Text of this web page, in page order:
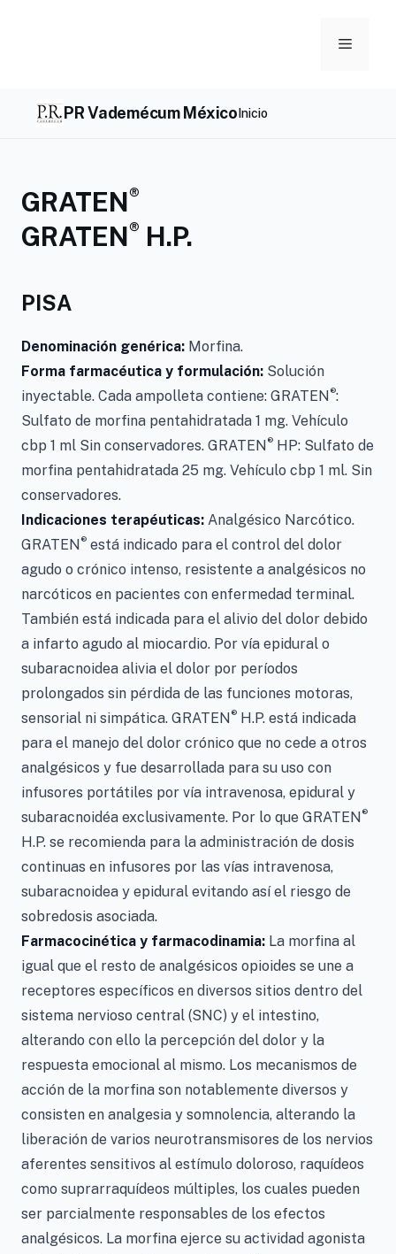
Menu
PR Vademécum MéxicoInicio
GRATEN®
GRATEN® H.P.
PISA
Denominación genérica: Morfina.
Forma farmacéutica y formulación: Solución
inyectable. Cada ampolleta contiene: GRATEN®:
Sulfato de morfina pentahidratada 1 mg. Vehículo
cbp 1 ml Sin conservadores. GRATEN® HP: Sulfato de
morfina pentahidratada 25 mg. Vehículo cbp 1 ml. Sin
conservadores.
Indicaciones terapéuticas: Analgésico Narcótico.
GRATEN® está indicado para el control del dolor
agudo o crónico intenso, resistente a analgésicos no
narcóticos en pacientes con enfermedad terminal.
También está indicada para el alivio del dolor debido
a infarto agudo al miocardio. Por vía epidural o
subaracnoidea alivia el dolor por períodos
prolongados sin pérdida de las funciones motoras,
sensorial ni simpática. GRATEN® H.P. está indicada
para el manejo del dolor crónico que no cede a otros
analgésicos y fue desarrollada para su uso con
infusores portátiles por vía intravenosa, epidural y
subaracnoidéa exclusivamente. Por lo que GRATEN®
H.P. se recomienda para la administración de dosis
continuas en infusores por las vías intravenosa,
subaracnoidea y epidural evitando así el riesgo de
sobredosis asociada.
Farmacocinética y farmacodinamia: La morfina al
igual que el resto de analgésicos opioides se une a
receptores específicos en diversos sitios dentro del
sistema nervioso central (SNC) y el intestino,
alterando con ello la percepción del dolor y la
respuesta emocional al mismo. Los mecanismos de
acción de la morfina son notablemente diversos y
consisten en analgesia y somnolencia, alterando la
liberación de varios neurotransmisores de los nervios
aferentes sensitivos al estímulo doloroso, raquídeos
como suprarraquídeos múltiples, los cuales pueden
ser parcialmente responsables de los efectos
analgésicos. La morfina ejerce su actividad agonista